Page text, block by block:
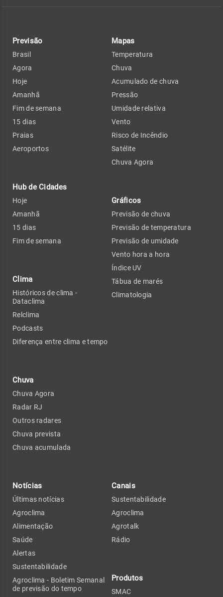
Previsão
Brasil
Agora
Hoje
Amanhã
Fim de semana
15 dias
Praias
Aeroportos
Hub de Cidades
Hoje
Amanhã
15 dias
Fim de semana
Clima
Históricos de clima -
Dataclima
Relclima
Podcasts
Diferença entre clima e tempo
Chuva
Chuva Agora
Radar RJ
Outros radares
Chuva prevista
Chuva acumulada
Mapas
Temperatura
Chuva
Acumulado de chuva
Pressão
Umidade relativa
Vento
Risco de Incêndio
Satélite
Chuva Agora
Gráficos
Previsão de chuva
Previsão de temperatura
Previsão de umidade
Vento hora a hora
Índice UV
Tábua de marés
Climatologia
Notícias
Últimas notícias
Agroclima
Alimentação
Saúde
Alertas
Sustentabilidade
Agroclima - Boletim Semanal
de previsão do tempo
Canais
Sustentabilidade
Agroclima
Agrotalk
Rádio
Produtos
SMAC